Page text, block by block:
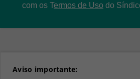
com os Termos de Uso do
Aviso importante: